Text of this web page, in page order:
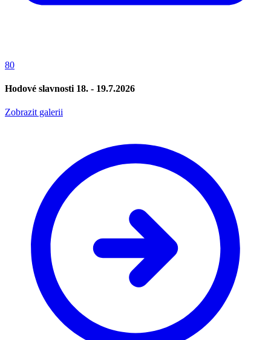
80
Hodové slavnosti 18. - 19.7.2026
Zobrazit galerii